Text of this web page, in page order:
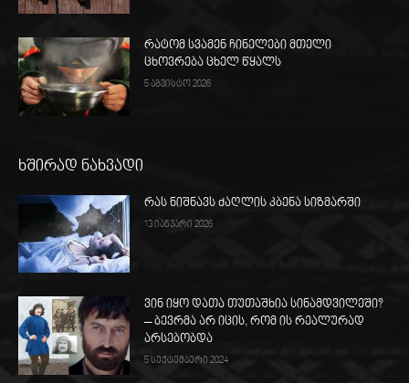
რატომ სვამენ ჩინელები მთელი
ცხოვრება ცხელ წყალს
5 აგვისტო 2026
ხშირად ნახვადი
რას ნიშნავს ძაღლის კბენა სიზმარში
13 იანვარი 2026
ვინ იყო დათა თუთაშხია სინამდვილეში?
– ბევრმა არ იცის, რომ ის რეალურად
არსებობდა
5 სექტემბერი 2024